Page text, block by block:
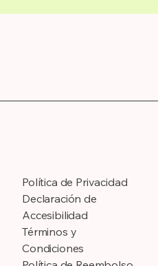
Política de Privacidad
Declaración de
Accesibilidad
Términos y
Condiciones